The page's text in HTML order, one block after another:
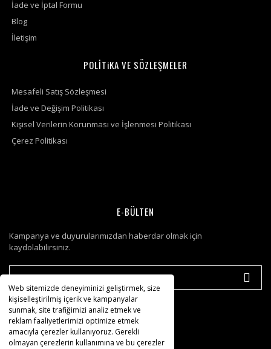
Web sitemizde deneyiminizi geliştirmek, size
kişiselleştirilmiş içerik ve kampanyalar
sunmak, site trafiğimizi analiz etmek ve
reklam faaliyetlerimizi optimize etmek
amacıyla çerezler kullanıyoruz. Gerekli
olmayan çerezlerin kullanımına ve bu çerezler
İade ve İptal Formu
Blog
İletişim
POLİTiKA VE SÖZLEŞMELER
Mesafeli Satış Sözleşmesi
İade ve Değişim Politikası
Kişisel Verilerin Korunması ve İşlenmesi Politikası
Çerez Politikası
E-BÜLTEN
Kampanya ve duyurularımızdan haberdar olmak için
kaydolabilirsiniz.